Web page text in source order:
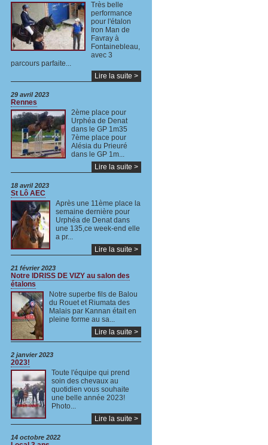
Très belle
performance
pour l'étalon
Iron Man de
Favray à
Fontainebleau,
avec 3
parcours parfaite...
Lire la suite >
29 avril 2023
Rennes
2ème place pour
Urphéa de Denat
dans le GP 1m35
7ème place pour
Alésia du Prieuré
dans le GP 1m...
Lire la suite >
18 avril 2023
St Lô AEC
Après une 11ème place la
semaine dernière pour
Urphéa de Denat dans
une 135,ce week-end elle
a pr...
Lire la suite >
21 février 2023
Notre IDRISS DE VIZY au salon des
étalons
Notre superbe fils de Balou
du Rouet et Riumata des
Malais par Kannan était en
pleine forme au sa...
Lire la suite >
2 janvier 2023
2023!
Toute l'équipe qui prend
soin des chevaux au
quotidien vous souhaite
une belle année 2023!
Photo...
Lire la suite >
14 octobre 2022